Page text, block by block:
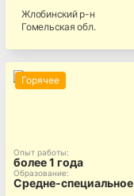
Жлобинскийр-н
Гомельская обл.
Горячее
Опыт работы:
более 1 года
Образование:
Средне-специальное